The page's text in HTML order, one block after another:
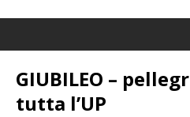
GIUBILEO –
tutta l’UP